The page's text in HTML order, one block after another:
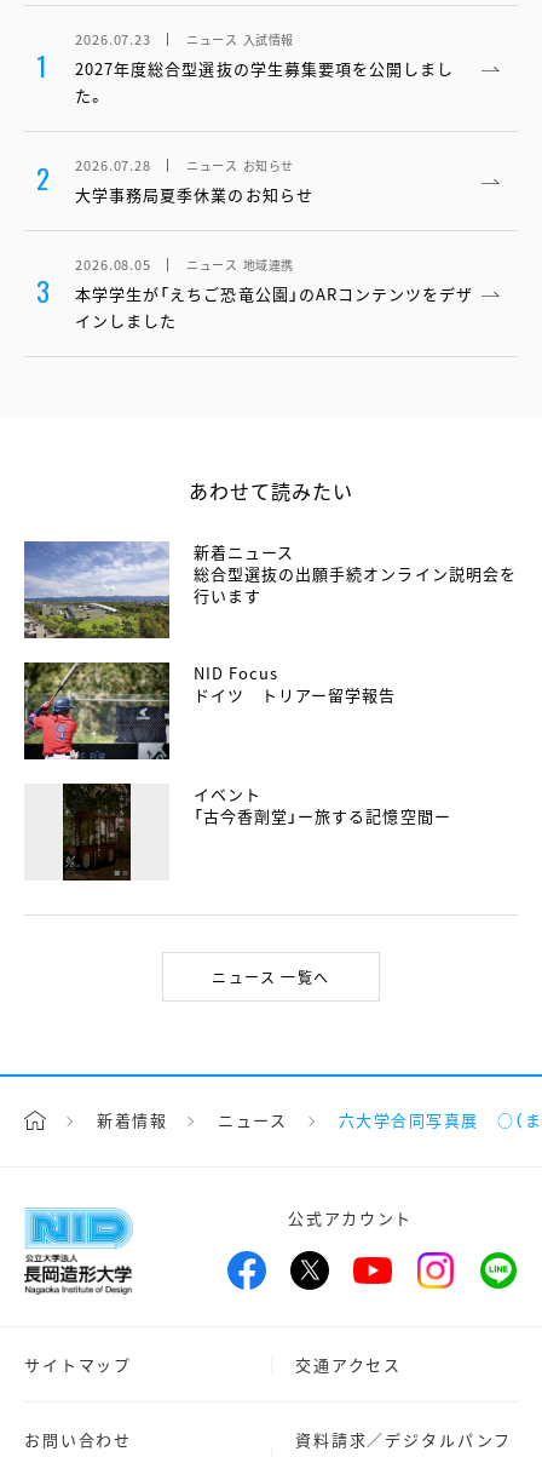
1
2026.07.23 ニュース 入試情報
2027年度総合型選抜の学生募集要項を公開しまし
た。
2 2026.07.28 ニュース お知らせ
大学事務局夏季休業のお知らせ
3
2026.08.05 ニュース 地域連携
本学学生が「えちご恐竜公園」のARコンテンツをデザ
インしました
あわせて読みたい
新着ニュース
総合型選抜の出願手続オンライン説明会を
行います
NID Focus
ドイツ トリアー留学報告
イベント
「古今香劑堂」ー旅する記憶空間ー
ニュース 一覧へ
新着情報 ニュース 六大学合同写真展 ○（
公式アカウント
サイトマップ 交通アクセス
お問い合わせ
資料請求／デジタルパンフ